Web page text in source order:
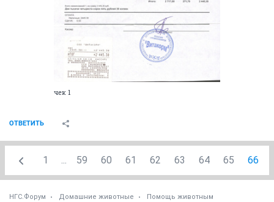
чек 1
ОТВЕТИТЬ
1 ... 59 60 61 62 63 64 65 66
НГС.Форум Домашние животные Помощь животным